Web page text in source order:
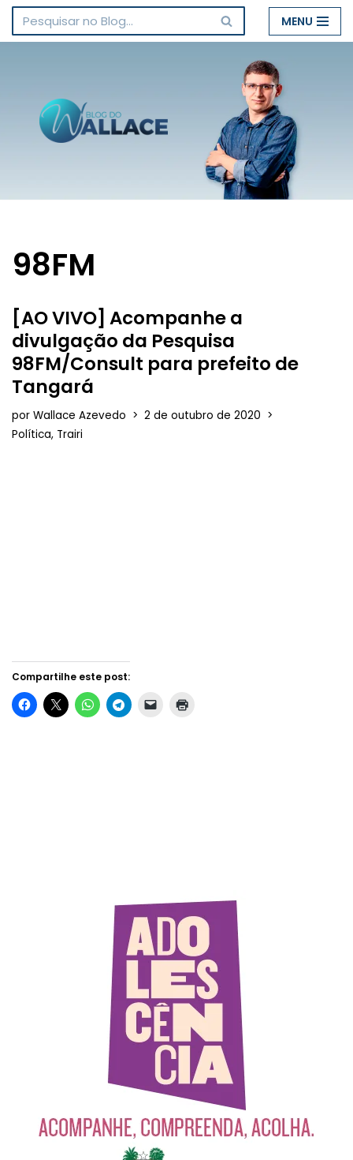
Pular
conteúdo
MENU
98FM
[AO VIVO] Acompanhe a
divulgação da Pesquisa
98FM/Consult para prefeito de
Tangará
por Wallace Azevedo
2 de outubro de 2020
Política, Trairi
Compartilhe este post: